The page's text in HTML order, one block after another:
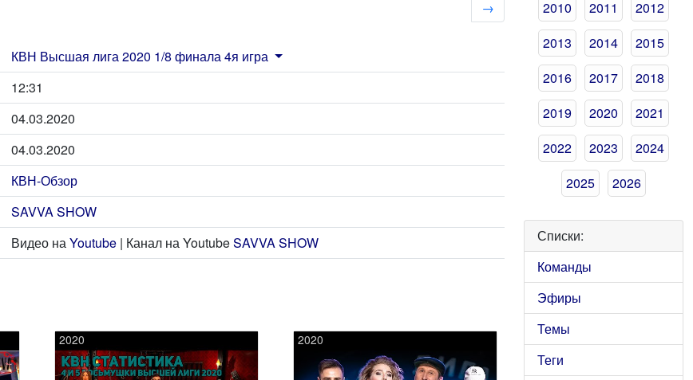
→
КВН Высшая лига 2020 1/8 финала 4я игра
12:31
04.03.2020
04.03.2020
КВН-Обзор
SAVVA SHOW
Видео наYoutube | Канал на YoutubeSAVVA SHOW
2020 2020
2010
2011
2012
2013
2014
2015
2016
2017
2018
2019
2020
2021
2022
2023
2024
2025
2026
Списки:
Команды
Эфиры
Темы
Теги